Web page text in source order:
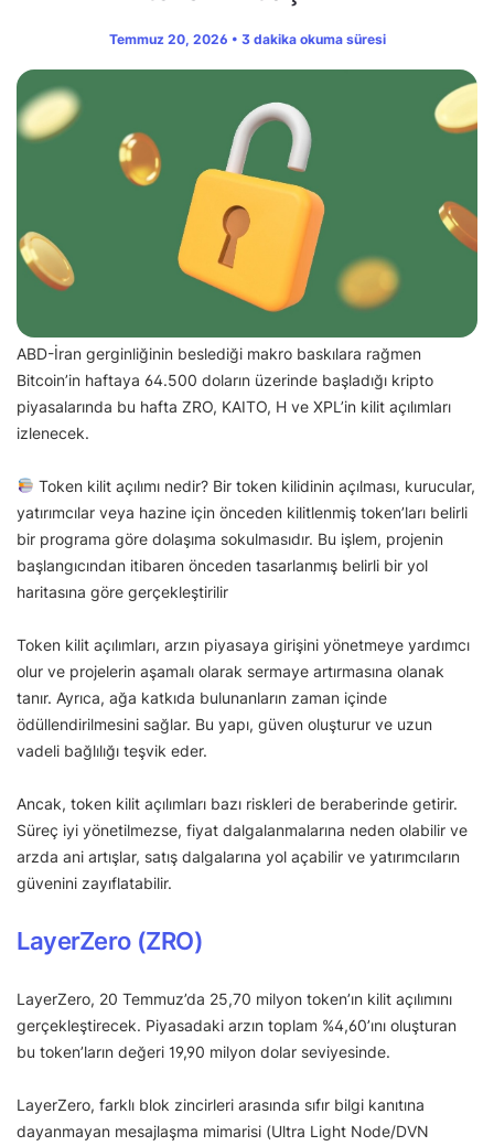
Temmuz 20, 2026 • 3 dakika okuma süresi
ABD-İran gerginliğinin beslediği makro baskılara rağmen
Bitcoin’in haftaya 64.500 doların üzerinde başladığı kripto
piyasalarında bu hafta ZRO, KAITO, H ve XPL’in kilit açılımları
izlenecek.
Token kilit açılımı nedir? Bir token kilidinin açılması, kurucular,
yatırımcılar veya hazine için önceden kilitlenmiş token’ları belirli
bir programa göre dolaşıma sokulmasıdır. Bu işlem, projenin
başlangıcından itibaren önceden tasarlanmış belirli bir yol
haritasına göre gerçekleştirilir
Token kilit açılımları, arzın piyasaya girişini yönetmeye yardımcı
olur ve projelerin aşamalı olarak sermaye artırmasına olanak
tanır. Ayrıca, ağa katkıda bulunanların zaman içinde
ödüllendirilmesini sağlar. Bu yapı, güven oluşturur ve uzun
vadeli bağlılığı teşvik eder.
Ancak, token kilit açılımları bazı riskleri de beraberinde getirir.
Süreç iyi yönetilmezse, fiyat dalgalanmalarına neden olabilir ve
arzda ani artışlar, satış dalgalarına yol açabilir ve yatırımcıların
güvenini zayıflatabilir.
LayerZero (ZRO)
LayerZero, 20 Temmuz’da 25,70 milyon token’ın kilit açılımını
gerçekleştirecek. Piyasadaki arzın toplam %4,60’ını oluşturan
bu token’ların değeri 19,90 milyon dolar seviyesinde.
LayerZero, farklı blok zincirleri arasında sıfır bilgi kanıtına
dayanmayan mesajlaşma mimarisi (Ultra Light Node/DVN